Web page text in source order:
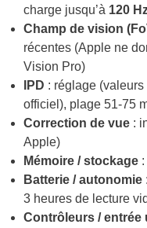
charge jusqu’à 120
Champ de vision
récentes (Apple ne
Vision Pro)
IPD : réglage
officiel), plage 51-75
Correction de vue :
Apple)
Mémoire / stockage
Batterie / autonomie
3 heures de lecture
Contrôleurs / entrée